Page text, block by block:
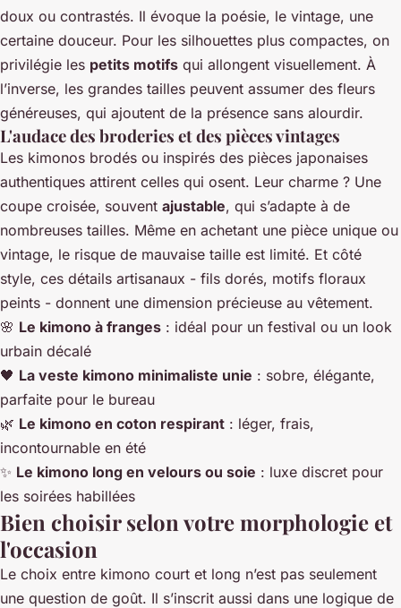
doux ou contrastés. Il évoque la poésie, le vintage, une
certaine douceur. Pour les silhouettes plus compactes, on
privilégie les petits motifs qui allongent visuellement. À
l’inverse, les grandes tailles peuvent assumer des fleurs
généreuses, qui ajoutent de la présence sans alourdir.
L'audace des broderies et des pièces vintages
Les kimonos brodés ou inspirés des pièces japonaises
authentiques attirent celles qui osent. Leur charme ? Une
coupe croisée, souvent ajustable, qui s’adapte à de
nombreuses tailles. Même en achetant une pièce unique ou
vintage, le risque de mauvaise taille est limité. Et côté
style, ces détails artisanaux - fils dorés, motifs floraux
peints - donnent une dimension précieuse au vêtement.
🌸 Le kimono à franges : idéal pour un festival ou un look
urbain décalé
🖤 La veste kimono minimaliste unie : sobre, élégante,
parfaite pour le bureau
🌿 Le kimono en coton respirant : léger, frais,
incontournable en été
✨ Le kimono long en velours ou soie : luxe discret pour
les soirées habillées
Bien choisir selon votre morphologie et
l'occasion
Le choix entre kimono court et long n’est pas seulement
une question de goût. Il s’inscrit aussi dans une logique de